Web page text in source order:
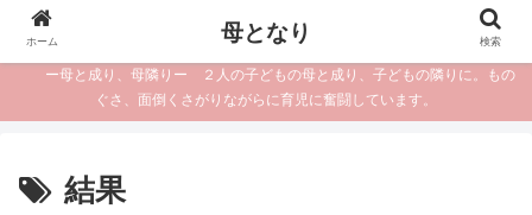
ー母と成り、母隣りー ２人の子どもの母と成り、子どもの隣りに。もの
ぐさ、面倒くさがりながらに育児に奮闘しています。
結果
ホーム 母となり 検索